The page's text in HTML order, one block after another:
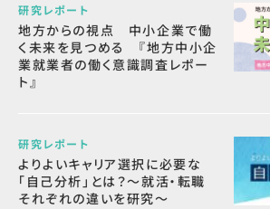
研究レポート
地方からの視点 中小企業で働
く未来を見つめる 『地方中小企
業就業者の働く意識調査レポー
ト』
研究レポート
よりよいキャリア選択に必要な
「自己分析」とは？～就活・転職
それぞれの違いを研究～